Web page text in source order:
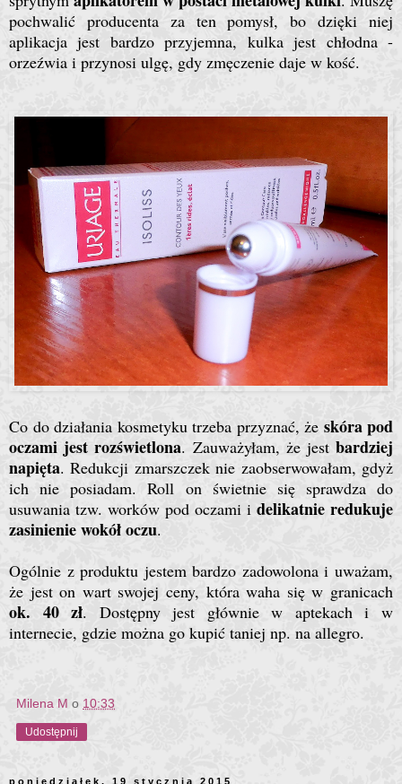
pochwalić producenta za ten pomysł, bo dzięki niej
aplikacja jest bardzo przyjemna, kulka jest chłodna -
orzeźwia i przynosi ulgę, gdy zmęczenie daje w kość.
Co do działania kosmetyku trzeba przyznać, że skóra pod
oczami jest rozświetlona. Zauważyłam, że jestbardziej
napięta. Redukcji zmarszczek nie zaobserwowałam, gdyż
ich nie posiadam. Roll on świetnie się sprawdza do
usuwania tzw. worków pod oczami i delikatnie redukuje
zasinienie wokół oczu.
Ogólnie z produktu jestem bardzo zadowolona i uważam,
że jest on wart swojej ceny, która waha się w granicach
ok. 40 zł. Dostępny jest głównie w aptekach i w
internecie, gdzie można go kupić taniej np. na allegro.
Milena M o 10:33
Udostępnij
poniedziałek, 19 stycznia 2015